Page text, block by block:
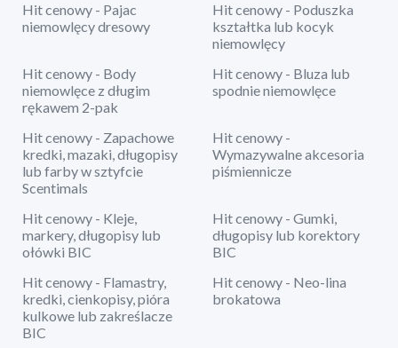
Hit cenowy - Pajac
niemowlęcy dresowy
Hit cenowy - Poduszka
kształtka lub kocyk
niemowlęcy
Hit cenowy - Body
niemowlęce z długim
rękawem 2-pak
Hit cenowy - Bluza lub
spodnie niemowlęce
Hit cenowy - Zapachowe
kredki, mazaki, długopisy
lub farby w sztyfcie
Scentimals
Hit cenowy -
Wymazywalne akcesoria
piśmiennicze
Hit cenowy - Kleje,
markery, długopisy lub
ołówki BIC
Hit cenowy - Gumki,
długopisy lub korektory
BIC
Hit cenowy - Flamastry,
kredki, cienkopisy, pióra
kulkowe lub zakreślacze
BIC
Hit cenowy - Neo-lina
brokatowa